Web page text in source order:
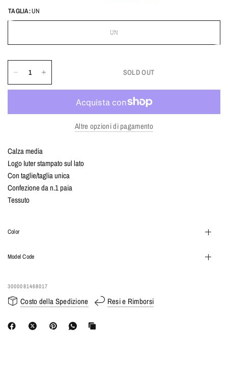
TAGLIA:UN
UN
SOLD OUT
Altre opzioni di pagamento
Calza media
Logo Iuter stampato sul lato
Con taglie/taglia unica
Confezione da n.1 paia
Tessuto
Color
Model Code
3000081468017
Costo della Spedizione Resi e Rimborsi